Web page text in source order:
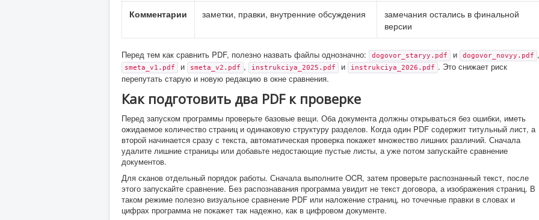
Комментарии заметки, правки, внутренние обсуждения
замечания остались в финальной
версии
Перед тем как сравнить PDF, полезно назвать файлы однозначно: dogovor_staryy.pdf и dogovor_novyy.pdf ,
smetа_v1.pdf и smetа_v2.pdf , instrukciya_2025.pdf и instrukciya_2026.pdf . Это снижает риск
перепутать старую и новую редакцию в окне сравнения.
Как подготовить два PDF к проверке
Перед запуском программы проверьте базовые вещи. Оба документа должны открываться без ошибки, иметь
ожидаемое количество страниц и одинаковую структуру разделов. Когда один PDF содержит титульный лист, а
второй начинается сразу с текста, автоматическая проверка покажет множество лишних различий. Сначала
удалите лишние страницы или добавьте недостающие пустые листы, а уже потом запускайте сравнение
документов.
Для сканов отдельный порядок работы. Сначала выполните OCR, затем проверьте распознанный текст, после
этого запускайте сравнение. Без распознавания программа увидит не текст договора, а изображения страниц. В
таком режиме полезно визуальное сравнение PDF или наложение страниц, но точечные правки в словах и
цифрах программа не покажет так надежно, как в цифровом документе.